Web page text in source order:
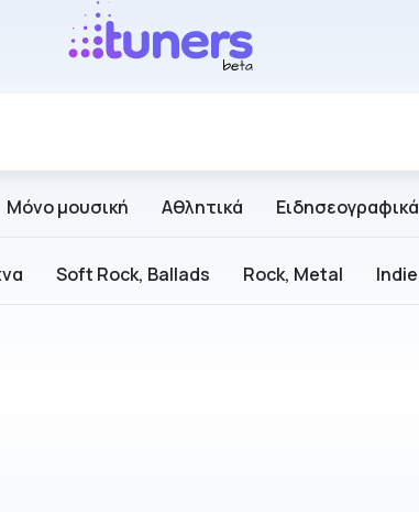
Μόνο μουσική Αθλητικά Ειδησεογραφικά
Soft Rock, Ballads Rock, Metal Indie